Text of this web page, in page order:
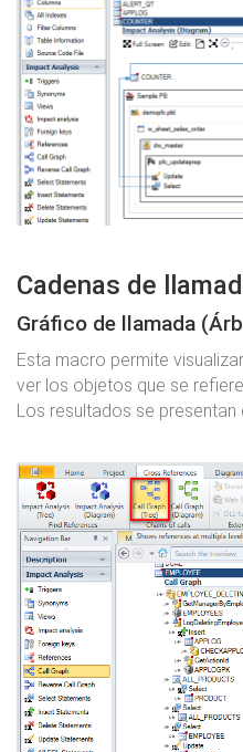
Cadenas de
Gráfico de llamada
Esta macro permite
ver los objetos que se
Los resultados se presentan